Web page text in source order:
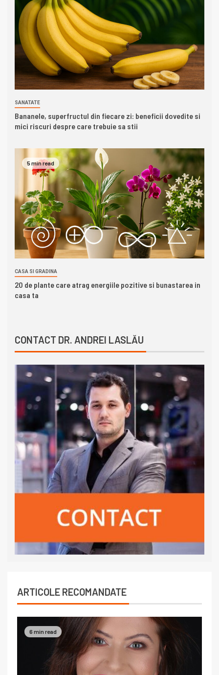
SANATATE
Bananele, superfructul din fiecare zi: beneficii dovedite si
mici riscuri despre care trebuie sa stii
5 min read
CASA SI GRADINA
20 de plante care atrag energiile pozitive si bunastarea in
casa ta
CONTACT DR. ANDREI LASLĂU
ARTICOLE RECOMANDATE
6 min read